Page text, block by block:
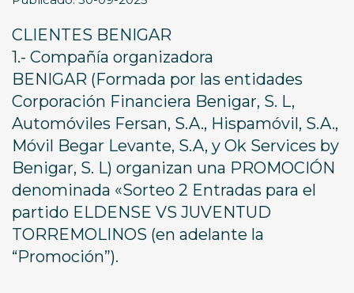
CLIENTES BENIGAR
1.- Compañía organizadora
BENIGAR (Formada por las entidades
Corporación Financiera Benigar, S. L,
Automóviles Fersan, S.A., Hispamóvil, S.A.,
Móvil Begar Levante, S.A, y Ok Services by
Benigar, S. L) organizan una PROMOCIÓN
denominada «Sorteo 2 Entradas para el
partido ELDENSE VS JUVENTUD
TORREMOLINOS (en adelante la
“Promoción”).